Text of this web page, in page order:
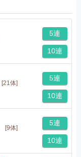
5連
10連
[21体]
5連
10連
[9体]
5連
10連